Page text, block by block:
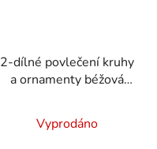
2-dílné povlečení kruhy
a ornamenty béžová
postel
Vyprodáno